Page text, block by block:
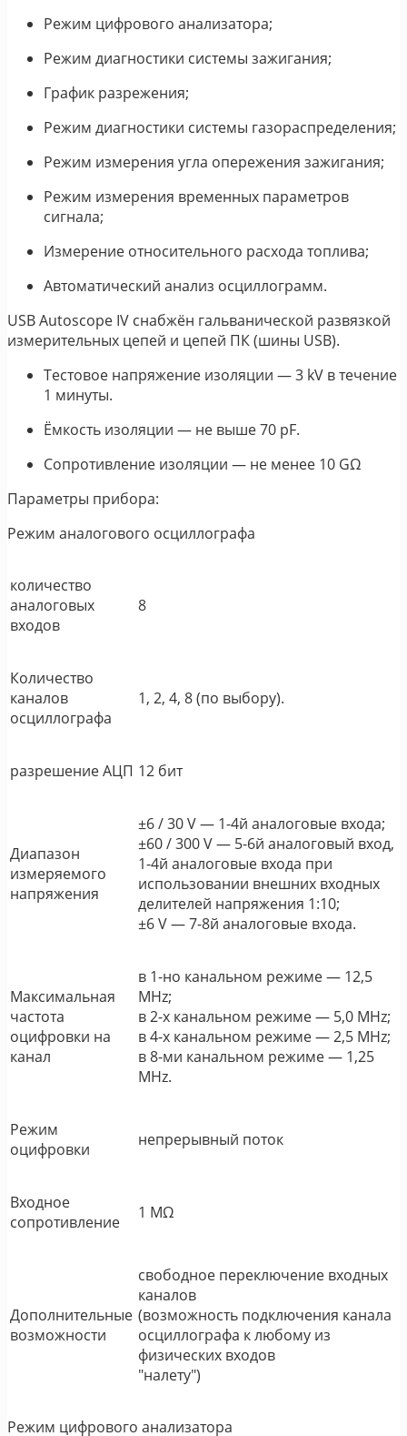
Режим цифрового анализатора;
Режим диагностики системы зажигания;
График разрежения;
Режим диагностики системы газораспределения;
Режим измерения угла опережения зажигания;
Режим измерения временных параметров
сигнала;
Измерение относительного расхода топлива;
Автоматический анализ осциллограмм.
USB Autoscope IV снабжён гальванической развязкой
измерительных цепей и цепей ПК (шины USB).
Тестовое напряжение изоляции ― 3 kV в течение
1 минуты.
Ёмкость изоляции ― не выше 70 pF.
Сопротивление изоляции ― не менее 10 GΩ
Параметры прибора:
Режим аналогового осциллографа
количество
аналоговых
входов
8
Количество
каналов
осциллографа
1, 2, 4, 8 (по выбору).
разрешение АЦП 12 бит
Диапазон
измеряемого
напряжения
±6 / 30 V ― 1-4й аналоговые входа;
±60 / 300 V ― 5-6й аналоговый вход,
1-4й аналоговые входа при
использовании внешних входных
делителей напряжения 1:10;
±6 V ― 7-8й аналоговые входа.
Максимальная
частота
оцифровки на
канал
в 1-но канальном режиме ― 12,5
MHz;
в 2-х канальном режиме ― 5,0 MHz;
в 4-х канальном режиме ― 2,5 MHz;
в 8-ми канальном режиме ― 1,25
MHz.
Режим
оцифровки
непрерывный поток
Входное
сопротивление
1 MΩ
Дополнительные
возможности
свободное переключение входных
каналов
(возможность подключения канала
осциллографа к любому из
физических входов
"налету")
Режим цифрового анализатора